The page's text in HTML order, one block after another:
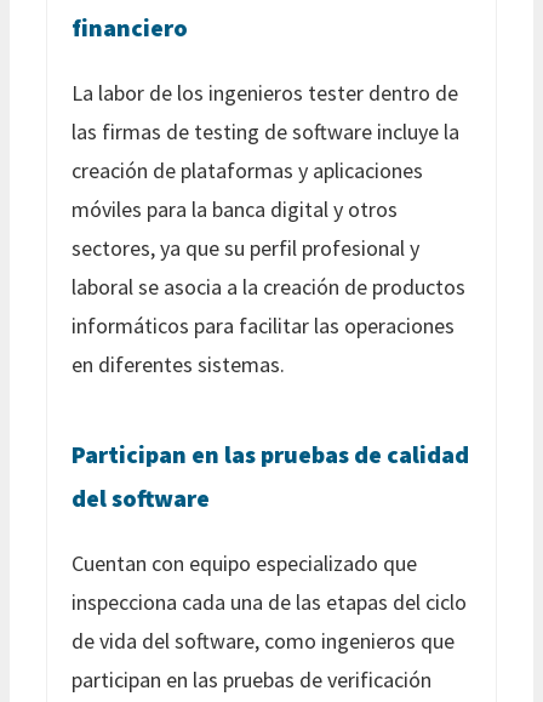
financiero
La labor de los ingenieros tester dentro de
las firmas de testing de software incluye la
creación de plataformas y aplicaciones
móviles para la banca digital y otros
sectores, ya que su perfil profesional y
laboral se asocia a la creación de productos
informáticos para facilitar las operaciones
en diferentes sistemas.
Participan en las pruebas de calidad
del software
Cuentan con equipo especializado que
inspecciona cada una de las etapas del ciclo
de vida del software, como ingenieros que
participan en las pruebas de verificación